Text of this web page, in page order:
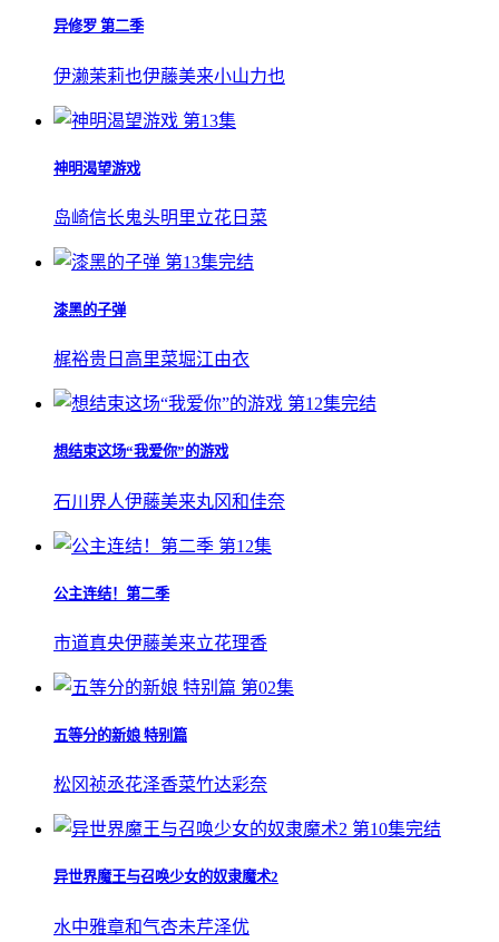
异修罗 第二季
伊濑茉莉也伊藤美来小山力也
第13集
神明渴望游戏
岛崎信长鬼头明里立花日菜
第13集完结
漆黑的子弹
梶裕贵 日高里菜堀江由衣
第12集完结
想结束这场“我爱你”的游戏
石川界人伊藤美来丸冈和佳奈
第12集
公主连结！第二季
市道真央伊藤美来立花理香
第02集
五等分的新娘 特别篇
松冈祯丞花泽香菜竹达彩奈
第10集完结
异世界魔王与召唤少女的奴隶魔术2
水中雅章和气杏未芹泽优